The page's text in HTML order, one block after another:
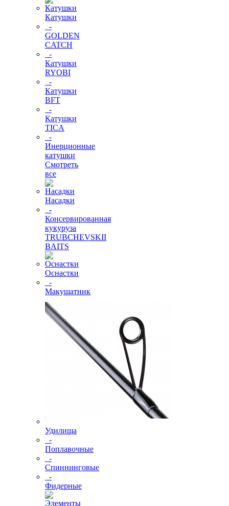
Катушки
-
GOLDEN
CATCH
-
Катушки
RYOBI
-
Катушки
BFT
-
Катушки
TICA
-
Инерционные
катушки
Смотреть
все
Насадки
-
Консервированная
кукуруза
TRUBCHEVSKII
BAITS
Оснастки
-
Макушатник
Удилища
-
Поплавочные
-
Спиннинговые
-
Фидерные